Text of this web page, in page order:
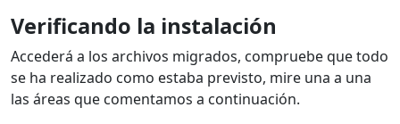
Verificando la instalación
Accederá a los archivos migrados, compruebe que todo
se ha realizado como estaba previsto, mire una a una
las áreas que comentamos a continuación.